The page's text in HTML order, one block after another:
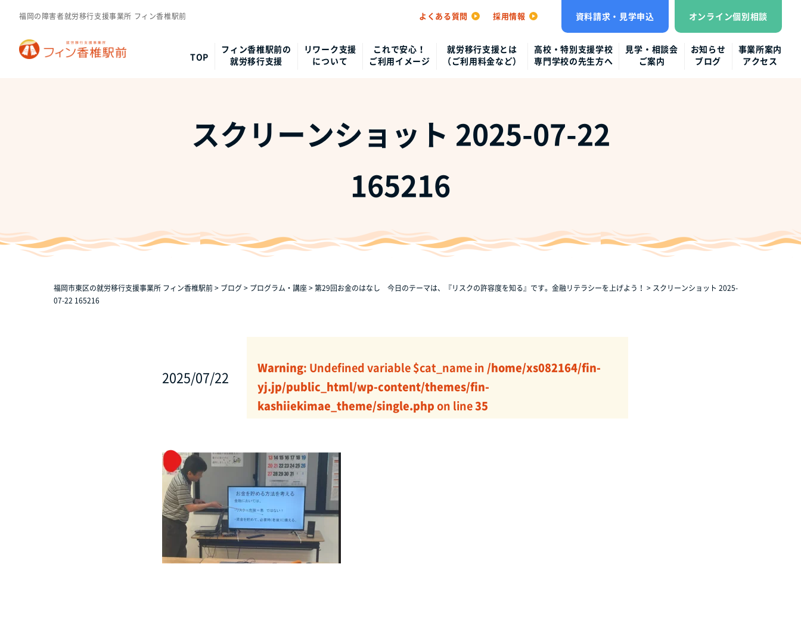
福岡の障害者就労移行支援事業所 フィン香椎駅前 よくある質問 採用情報 資料請求・見学申込 オンライン個別相談
TOP
フィン香椎駅前の
就労移行支援
リワーク支援
について
これで安心！
ご利用イメージ
就労移行支援とは
（ご利用料金など）
高校・特別支援学校
専門学校の先生方へ
見学・相談会
ご案内
お知らせ
ブログ
事業所案内
アクセス
スクリーンショット 2025-07-22
165216
福岡市東区の就労移行支援事業所 フィン香椎駅前> ブログ> プログラム・講座>第29回お金のはなし 今日のテーマは、『リスクの許容度を知る』です。金融リテラシーを上げよう！ > スクリーンショット 2025-
07-22 165216
2025/07/22
Warning: Undefined variable $cat_name in /home/xs082164/fin-
yj.jp/public_html/wp-content/themes/fin-
kashiiekimae_theme/single.phpon line35